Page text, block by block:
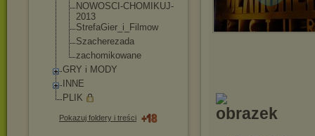
NOWOSCI-CHOMIKUJ-
2013
StrefaGier_i_Filmow
Szacherezada
zachomikowane
GRY i MODY
INNE
PLIK
Pokazuj foldery i treści